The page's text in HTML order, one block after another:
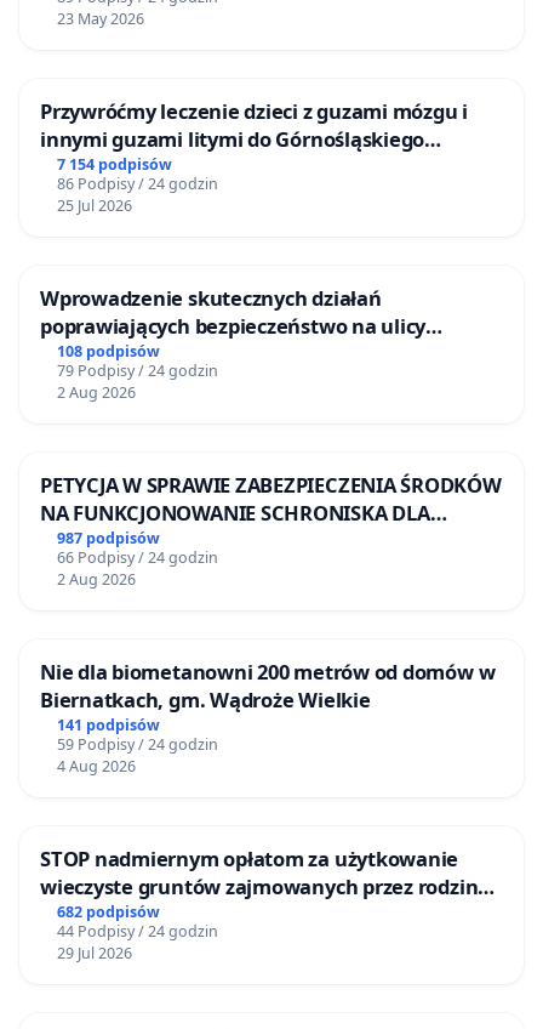
23 May 2026
Przywróćmy leczenie dzieci z guzami mózgu i
innymi guzami litymi do Górnośląskiego
Centrum Zdrowia Dziecka w Katowicach
7 154 podpisów
86 Podpisy / 24 godzin
25 Jul 2026
Wprowadzenie skutecznych działań
poprawiających bezpieczeństwo na ulicy
Żeromskiego w Otwocku
108 podpisów
79 Podpisy / 24 godzin
2 Aug 2026
PETYCJA W SPRAWIE ZABEZPIECZENIA ŚRODKÓW
NA FUNKCJONOWANIE SCHRONISKA DLA
BEZDOMNYCH ZWIERZĄT W SKARYSZEWIE
987 podpisów
66 Podpisy / 24 godzin
2 Aug 2026
Nie dla biometanowni 200 metrów od domów w
Biernatkach, gm. Wądroże Wielkie
141 podpisów
59 Podpisy / 24 godzin
4 Aug 2026
STOP nadmiernym opłatom za użytkowanie
wieczyste gruntów zajmowanych przez rodzinne
ogrody działkowe.
682 podpisów
44 Podpisy / 24 godzin
29 Jul 2026